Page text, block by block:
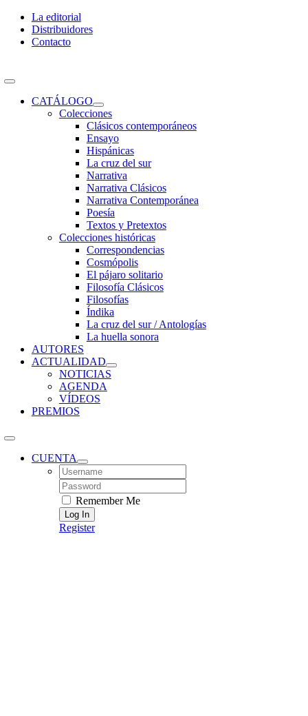
Skip
content
La editorial
Distribuidores
Contacto
Toggle
NavigationCATÁLOGO
Colecciones
Clásicos contemporáneos
Ensayo
Hispánicas
La cruz del sur
Narrativa
Narrativa Clásicos
Narrativa Contemporánea
Poesía
Textos y Pretextos
Colecciones históricas
Correspondencias
Cosmópolis
El pájaro solitario
Filosofía Clásicos
Filosofías
Índika
La cruz del sur / Antologías
La huella sonora
AUTORES
ACTUALIDAD
NOTICIAS
AGENDA
VÍDEOS
PREMIOS
CUENTA
Username:
Password:
Remember Me
Register